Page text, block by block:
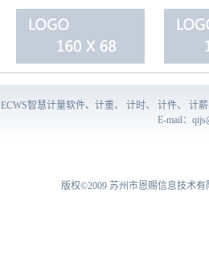
ECWS智慧计量软件、计重、 计时、 计件、 计
E-mail：
版权©2009 苏州市恩赐信息技术有